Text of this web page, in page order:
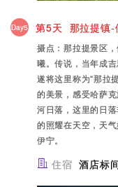
Day5 第5天 那拉提镇-
摄点：那拉提景区
曦。传说，当年成
遂将这里称为“那拉
的美景，感受哈萨
河日落，这里的日
的照耀在天空，天
伊宁。
住宿 酒店标